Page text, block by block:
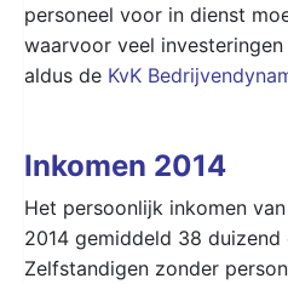
personeel voor in dienst
waarvoor veel
aldus de KvK
Inkomen 2014
Het persoonlijk inkomen
2014 gemiddeld 38 duizend
Zelfstandigen zonder